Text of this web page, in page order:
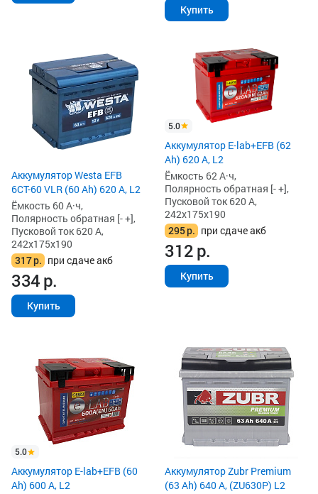
Купить
Аккумулятор Westa EFB
6СТ-60 VLR (60 Ah) 620 А, L2
Ёмкость 60 А·ч,
Полярность обратная [- +],
Пусковой ток 620 А,
242x175x190
317р. при сдаче акб
334р.
Купить
5.0
Аккумулятор E-lab+EFB (62
Ah) 620 А, L2
Ёмкость 62 А·ч,
Полярность обратная [- +],
Пусковой ток 620 А,
242x175x190
295р. при сдаче акб
312р.
Купить
5.0
Аккумулятор E-lab+EFB (60
Ah) 600 А, L2
Аккумулятор Zubr Premium
(63 Ah) 640 А, (ZU630P) L2